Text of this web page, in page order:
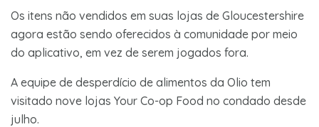
Os itens não vendidos em suas lojas de Gloucestershire
agora estão sendo oferecidos à comunidade por meio
do aplicativo, em vez de serem jogados fora.
A equipe de desperdício de alimentos da Olio tem
visitado nove lojas Your Co-op Food no condado desde
julho.